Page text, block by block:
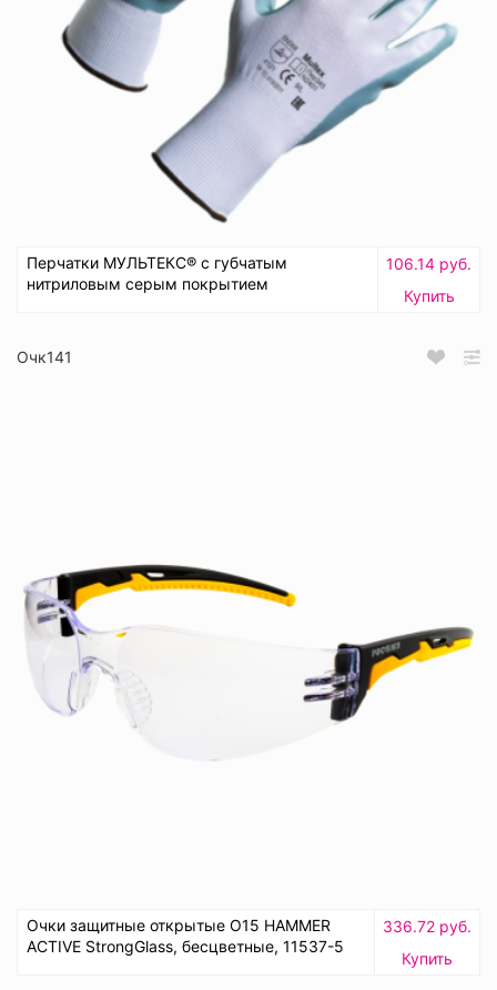
Перчатки МУЛЬТЕКС® с губчатым
нитриловым серым покрытием
106.14 руб.
Купить
Очк141
Очки защитные открытые О15 HAMMER
ACTIVE StrongGlass, бесцветные, 11537-5
336.72 руб.
Купить